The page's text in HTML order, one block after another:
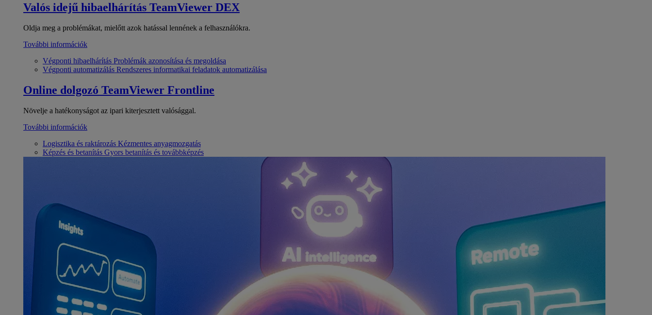
Valós idejű hibaelhárítás TeamViewer DEX
Oldja meg a problémákat, mielőtt azok hatással lennének a felhasználókra.
További információk
Végponti hibaelhárítás Problémák azonosítása és megoldása
Végponti automatizálás Rendszeres informatikai feladatok automatizálása
Online dolgozó TeamViewer Frontline
Növelje a hatékonyságot az ipari kiterjesztett valósággal.
További információk
Logisztika és raktározás Kézmentes anyagmozgatás
Képzés és betanítás Gyors betanítás és továbbképzés